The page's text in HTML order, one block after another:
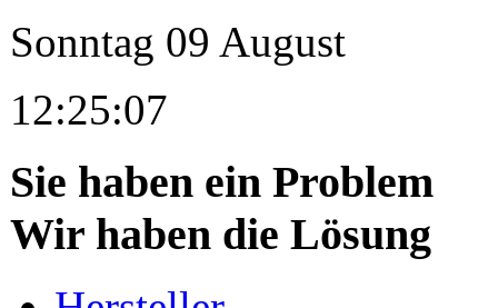
Sonntag 09 August
12:25:07
Sie haben ein Problem
Wir haben die Lösung